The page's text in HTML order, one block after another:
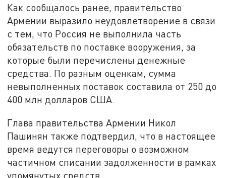
Как сообщалось ранее, правительство
Армении выразило неудовлетворение в связи
с тем, что Россия не выполнила часть
обязательств по поставке вооружения, за
которые были перечислены денежные
средства. По разным оценкам, сумма
невыполненных поставок составила от 250 до
400 млн долларов США.
Глава правительства Армении Никол
Пашинян также подтвердил, что в настоящее
время ведутся переговоры о возможном
частичном списании задолженности в рамках
упомянутых средств.